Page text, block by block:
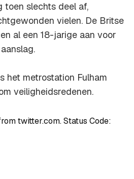
toen slechts deel af,
vielen. De Britse
al een 18-jarige aan voor
het metrostation Fulham
veiligheidsredenen.
twitter.com. Status Code: